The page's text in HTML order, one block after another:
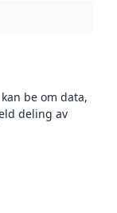
be om data,
deling av